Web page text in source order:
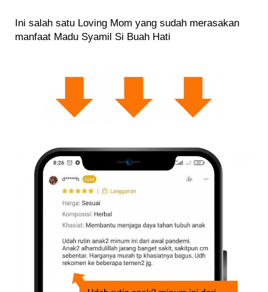
Ini salah satu Loving Mom yang sudah merasakan
manfaat Madu Syamil Si Buah Hati